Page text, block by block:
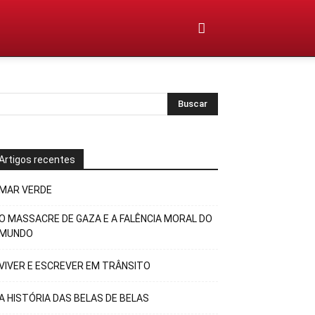
recentes
VERDE
MASSACRE DE GAZA E A FALÊNCIA MORAL DO
E ESCREVER EM TRÂNSITO
HISTÓRIA DAS BELAS DE BELAS